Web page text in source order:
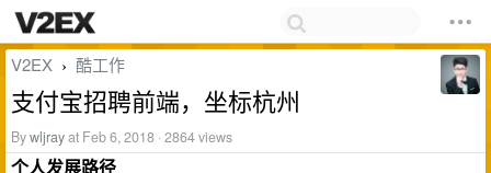
V2EX › 酷工作
支付宝招聘前端，坐标杭州
Bywljrayat Feb 6, 2018 · 2864 views
个人发展路径